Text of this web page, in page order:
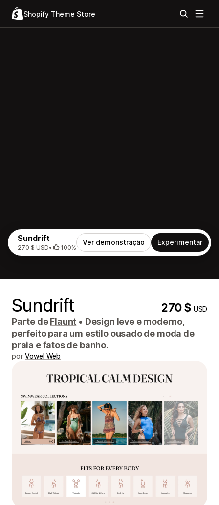
Shopify Theme Store
Sundrift
270 $ USD• 100%
Ver demonstração Experimentar
Sundrift 270 $USD
Parte deFlaunt • Design leve e moderno,
perfeito para um estilo ousado de moda de
praia e fatos de banho.
por Vowel Web